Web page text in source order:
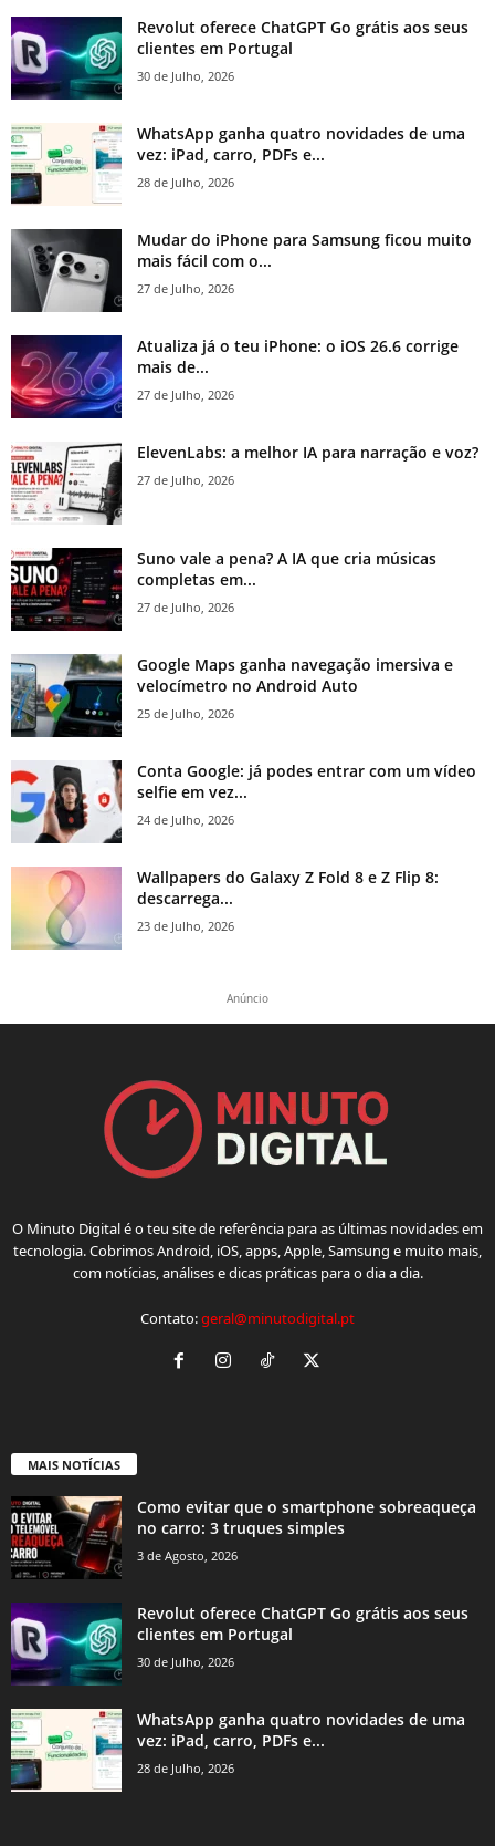
Revolut oferece ChatGPT Go grátis aos seus
clientes em Portugal
30 de Julho, 2026
WhatsApp ganha quatro novidades de uma
vez: iPad, carro, PDFs e...
28 de Julho, 2026
Mudar do iPhone para Samsung ficou muito
mais fácil com o...
27 de Julho, 2026
Atualiza já o teu iPhone: o iOS 26.6 corrige
mais de...
27 de Julho, 2026
ElevenLabs: a melhor IA para narração e voz?
27 de Julho, 2026
Suno vale a pena? A IA que cria músicas
completas em...
27 de Julho, 2026
Google Maps ganha navegação imersiva e
velocímetro no Android Auto
25 de Julho, 2026
Conta Google: já podes entrar com um vídeo
selfie em vez...
24 de Julho, 2026
Wallpapers do Galaxy Z Fold 8 e Z Flip 8:
descarrega...
23 de Julho, 2026
Anúncio
O Minuto Digital é o teu site de referência para as últimas novidades em
tecnologia. Cobrimos Android, iOS, apps, Apple, Samsung e muito mais,
com notícias, análises e dicas práticas para o dia a dia.
Contato:geral@minutodigital.pt
MAIS NOTÍCIAS
Como evitar que o smartphone sobreaqueça
no carro: 3 truques simples
3 de Agosto, 2026
Revolut oferece ChatGPT Go grátis aos seus
clientes em Portugal
30 de Julho, 2026
WhatsApp ganha quatro novidades de uma
vez: iPad, carro, PDFs e...
28 de Julho, 2026